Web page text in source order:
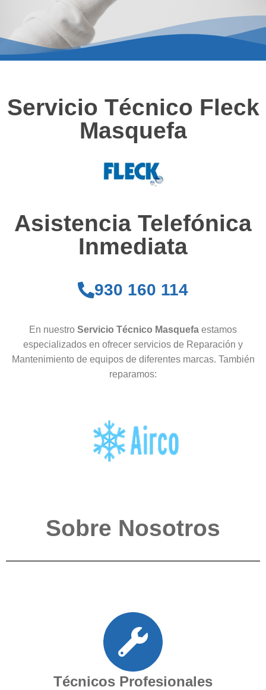
Servicio Técnico Fleck
Masquefa
Asistencia Telefónica
Inmediata
930 160 114
En nuestro Servicio Técnico Masquefa estamos
especializados en ofrecer servicios de Reparación y
Mantenimiento de equipos de diferentes marcas. También
reparamos:
Sobre Nosotros
Técnicos Profesionales